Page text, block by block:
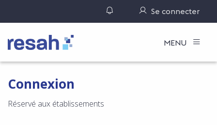
Gérer ses notifications
Se connecter
Logo Resah MENU
Connexion
Réservé aux établissements